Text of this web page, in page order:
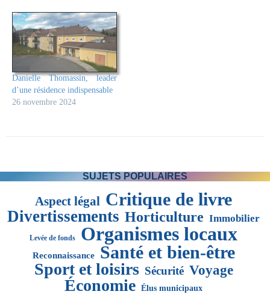
Danielle Thomassin, leader
d’une résidence indispensable
26 novembre 2024
SUJETS POPULAIRES
Aspect légal Critique de livre
Divertissements Horticulture Immobilier
Levée de fonds Organismes locaux
Reconnaissance Santé et bien-être
Sport et loisirs Sécurité Voyage
Économie Élus municipaux